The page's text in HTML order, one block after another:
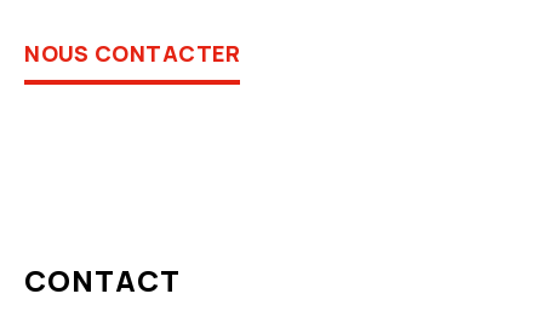
NOUS CONTACTER
CONTACT